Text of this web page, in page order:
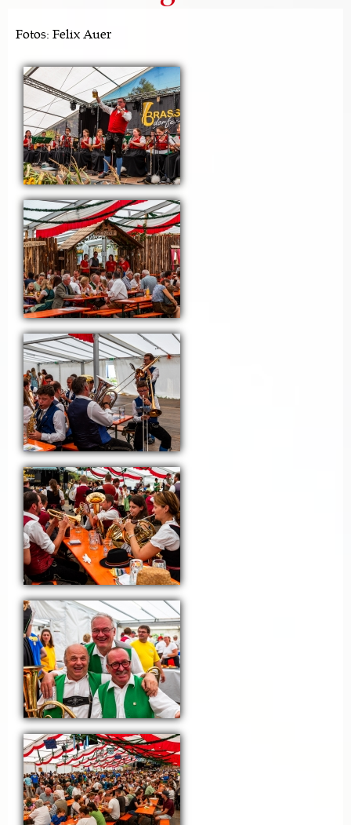
Fotos: Felix Auer
Seiten